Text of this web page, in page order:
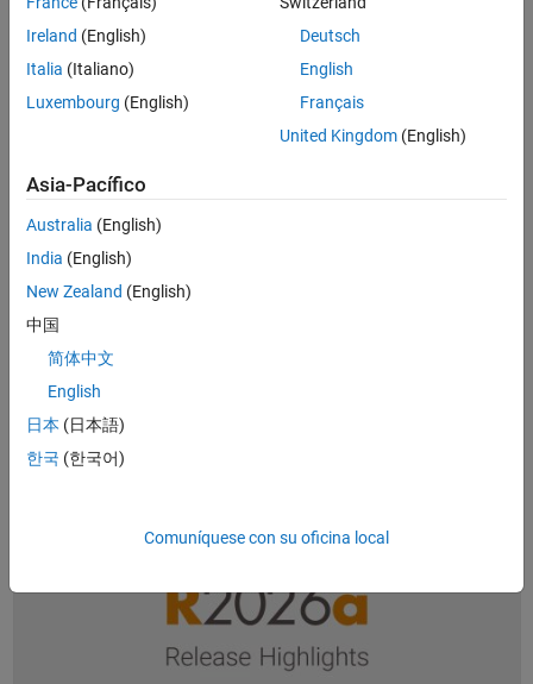
Introducción a MATLAB
Visión general del producto
Introducción a MATLAB
Populares
Ireland (English)
Italia (Italiano)
Luxembourg (English)
Deutsch
English
Français
United Kingdom(English)
Asia-Pacífico
Australia (English)
India (English)
New Zealand (English)
中国
简体中文
English
日本 (日本語)
한국 (한국어)
Comuníquese con su oficina local